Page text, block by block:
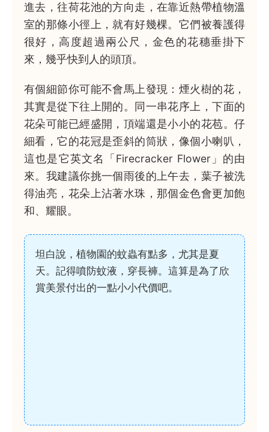
進去，往荷花池的方向走，在靠近熱帶植物溫
室的那條小徑上，就有好幾棵。它們被養護得
很好，高度超過兩公尺，金色的花穗垂掛下
來，幾乎快到人的頭頂。
有個細節你可能不會馬上發現：煙火樹的花，
其實是從下往上開的。同一串花序上，下面的
花朵可能已經盛開，頂端還是小小的花苞。仔
細看，它的花冠是歪斜的筒狀，像個小喇叭，
這也是它英文名「Firecracker Flower」的由
來。我建議你挑一個雨後的上午去，葉子被洗
得油亮，花朵上沾著水珠，那個金色會更加飽
和、耀眼。
坦白說，植物園的蚊蟲有點多，尤其是夏
天。記得噴防蚊液，穿長褲。這算是為了欣
賞美景付出的一點小小代價吧。